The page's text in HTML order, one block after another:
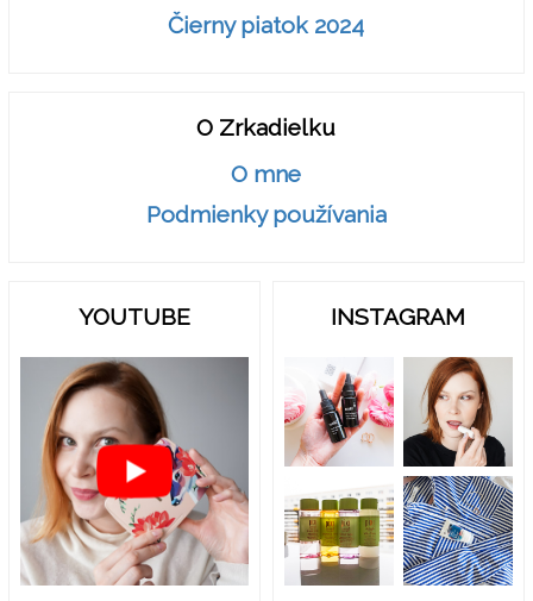
Čierny piatok 2024
O Zrkadielku
O mne
Podmienky používania
YOUTUBE INSTAGRAM